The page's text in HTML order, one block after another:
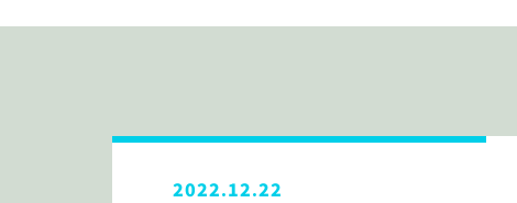
2022.12.22